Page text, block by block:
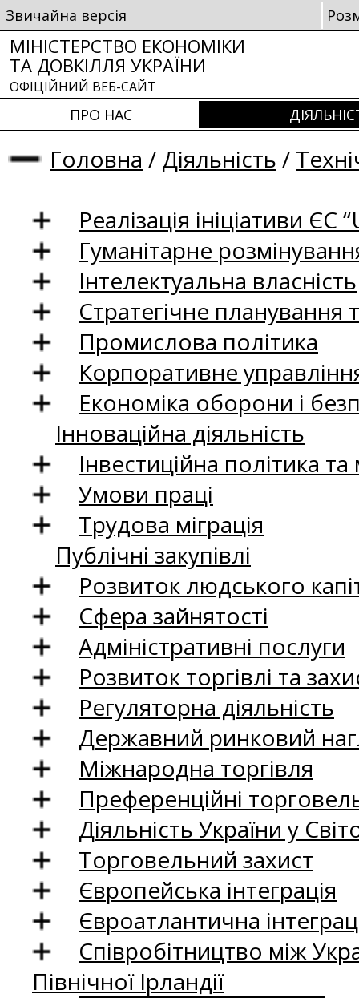
Звичайна версія
МІНІСТЕРСТВО ЕКОНОМІКИ
ТА ДОВКІЛЛЯ УКРАЇНИ
ОФІЦІЙНИЙ ВЕБ-САЙТ
ПРО НАС
Головна / Діяльність /
Реалізація ініціативи ЄС
Гуманітарне
Інтелектуальна власність
Стратегічне
Промислова політика
Корпоративне
Економіка оборони і
Інноваційна діяльність
Інвестиційна політика
Умови праці
Трудова міграція
Публічні закупівлі
Розвиток людського
Сфера зайнятості
Адміністративні послуги
Розвиток торгівлі та
Регуляторна діяльність
Державний ринковий
Міжнародна торгівля
Преференційні
Діяльність України у
Торговельний захист
Європейська інтеграція
Євроатлантична
Співробітництво між
Північної Ірландії